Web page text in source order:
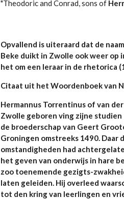
"Theodoric and Conrad, sons of
Opvallend is uiteraard dat de
Beke duikt in Zwolle ook weer op
het om een leraar in de rhetorica
Citaat uit het Woordenboek van
Hermannus Torrentinus of van
Zwolle geboren ving zijne
de broederschap van Geert
Groningen omstreeks 1490. Daar
omstandigheden had
het geven van onderwijs in hare
zoo toenemende gezigts-
laten geleiden. Hij overleed
tot den kring van leerlingen en